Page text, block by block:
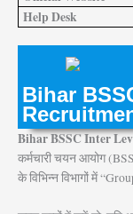
Help Desk
Bihar
Bihar BSSC Inter
कर्मचारी चयन आयोग
के विभिन्न विभागों में